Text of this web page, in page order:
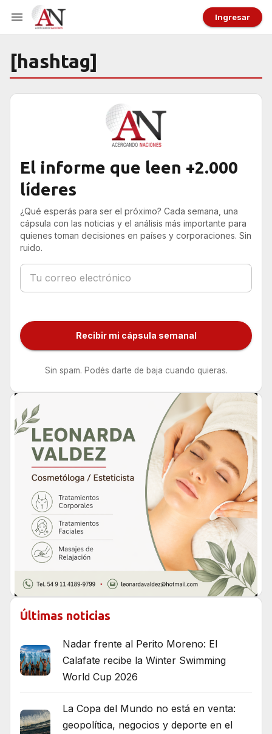
Ingresar
[hashtag]
El informe que leen +2.000
líderes
¿Qué esperás para ser el próximo? Cada semana, una
cápsula con las noticias y el análisis más importante para
quienes toman decisiones en países y corporaciones. Sin
ruido.
Recibir mi cápsula semanal
Sin spam. Podés darte de baja cuando quieras.
Últimas noticias
Nadar frente al Perito Moreno: El
Calafate recibe la Winter Swimming
World Cup 2026
La Copa del Mundo no está en venta:
geopolítica, negocios y deporte en el